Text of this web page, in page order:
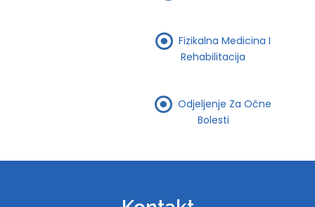
Fizikalna Medicina I
Rehabilitacija
Odjeljenje Za Očne
Bolesti